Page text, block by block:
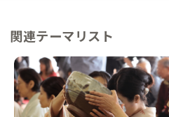
関連テーマリスト